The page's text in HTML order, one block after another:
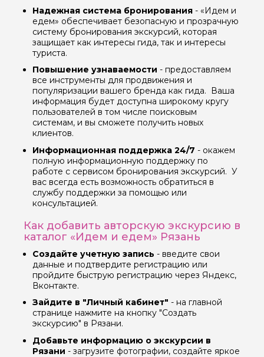
Надежная система бронирования - «Идем и
едем» обеспечивает безопасную и прозрачную
систему бронирования экскурсий, которая
защищает как интересы гида, так и интересы
туриста.
Повышение узнаваемости - предоставляем
все инструменты для продвижения и
популяризации вашего бренда как гида. Ваша
информация будет доступна широкому кругу
пользователей в том числе поисковым
системам, и вы сможете получить новых
клиентов.
Информационная поддержка 24/7 - окажем
полную информационную поддержку по
работе с сервисом бронирования экскурсий. У
вас всегда есть возможность обратиться в
службу поддержки за помощью или
консультацией.
Как добавить авторскую экскурсию в
каталог «Идем и едем» Рязань
Создайте учетную запись - введите свои
данные и подтвердите регистрацию или
пройдите быструю регистрацию через Яндекс,
Вконтакте.
Зайдите в "Личный кабинет" - на главной
странице нажмите на кнопку "Создать
экскурсию" в Рязани.
Добавьте информацию о экскурсии в
Рязани - загрузите фотографии, создайте яркое